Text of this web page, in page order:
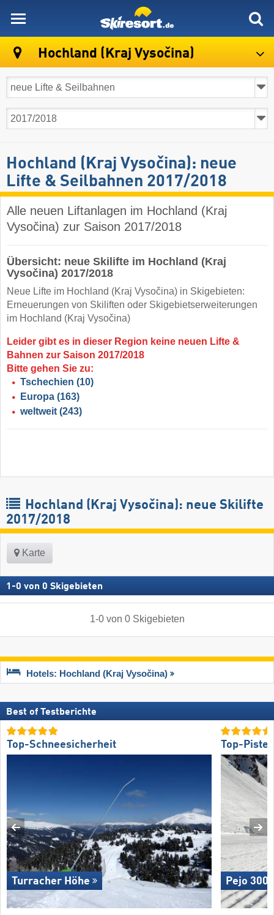
Hochland (Kraj Vysočina)
Hochland (Kraj Vysočina): neue
Lifte & Seilbahnen 2017/2018
Alle neuen Liftanlagen im Hochland (Kraj
Vysočina) zur Saison 2017/2018
Übersicht: neue Skilifte im Hochland (Kraj
Vysočina) 2017/2018
Neue Lifte im Hochland (Kraj Vysočina) in Skigebieten:
Erneuerungen von Skiliften oder Skigebietserweiterungen
im Hochland (Kraj Vysočina)
Leider gibt es in dieser Region keine neuen Lifte &
Bahnen zur Saison 2017/2018
Bitte gehen Sie zu:
Tschechien (10)
Europa (163)
weltweit (243)
Hochland (Kraj Vysočina): neue Skilifte
2017/2018
Karte
1 -0 von 0 Skigebieten
1-0von 0 Skigebieten
Hotels: Hochland (Kraj Vysočina)
Best of Testberichte
Top-Schneesicherheit
Turracher Höhe
Top-
Pejo 3000